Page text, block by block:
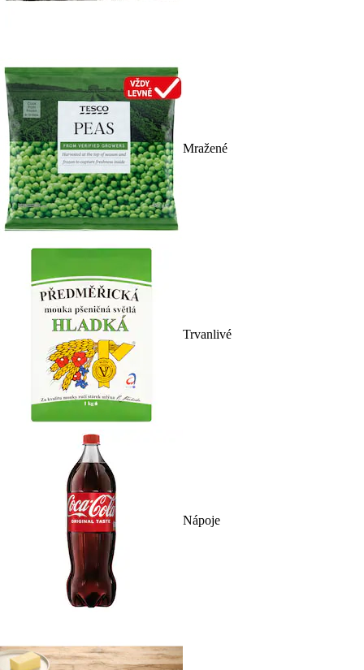
Mražené
Trvanlivé
Nápoje